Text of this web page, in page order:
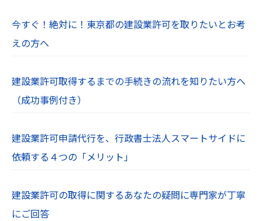
【１０．プライバシーポリシーの制定日及び改定
制定：令和６年７月１日
【１１．免責事項】
当社Webサイトに掲載されている情報の正確性に
は万全を期していますが、利用者が当社Webサイ
の責任を負わないものとします。
当社は、利用者が当社Webサイトを利用したこと
与えた損害に関して、一切の責任を負わないもの
とします。
今すぐ！絶対に！東京都の建設業許可を取りたいとお考
えの方へ
建設業許可取得するまでの手続きの流れを知りたい方へ
（成功事例付き）
建設業許可申請代行を、行政書士法人スマートサイドに
依頼する４つの「メリット」
建設業許可の取得に関するあなたの疑問に専門家が丁寧
にご回答